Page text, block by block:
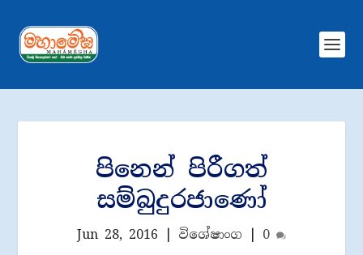
පිනෙන් පිරීගත්
සම්බුදුරජාණෝ
Jun 28, 2016 විශේෂාංග 0